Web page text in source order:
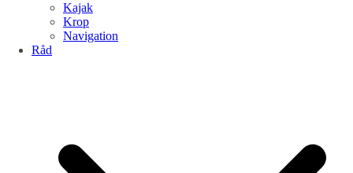
Kajak
Krop
Navigation
Råd